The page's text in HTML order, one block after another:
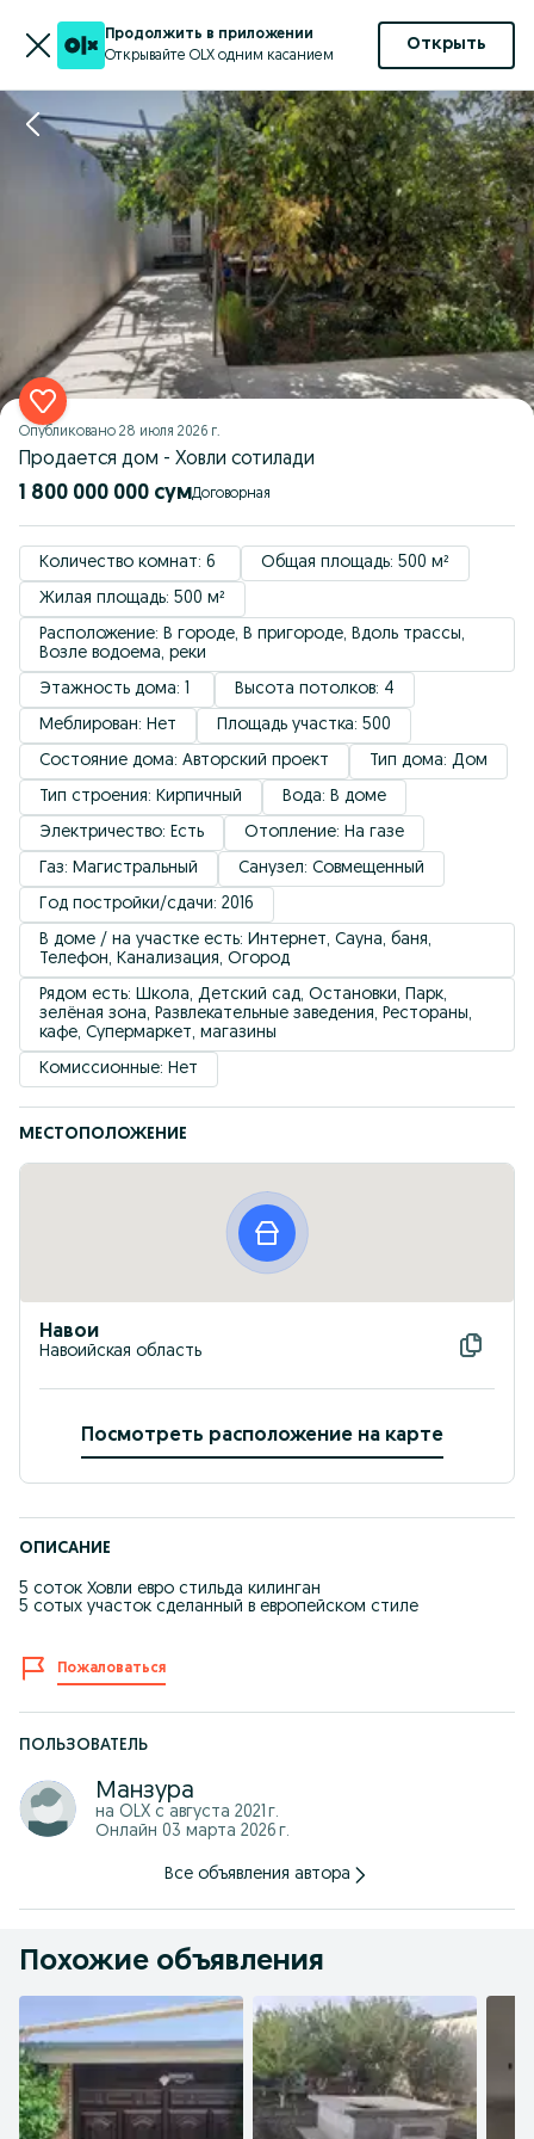
Продолжить в приложении
Открывайте OLX одним касанием
Открыть
Опубликовано 28 июля 2026 г.
Продается дом - Ховли сотилади
1 800 000 000 сум Договорная
Количество комнат: 6
Общая площадь: 500 м²
Жилая площадь: 500 м²
Расположение: В городе, В пригороде, Вдоль трассы,
Возле водоема, реки
Этажность дома: 1
Высота потолков: 4
Меблирован: Нет
Площадь участка: 500
Состояние дома: Авторский проект
Тип дома: Дом
Тип строения: Кирпичный
Вода: В доме
Электричество: Есть
Отопление: На газе
Газ: Магистральный
Санузел: Совмещенный
Год постройки/сдачи: 2016
В доме / на участке есть: Интернет, Сауна, баня,
Телефон, Канализация, Огород
Рядом есть: Школа, Детский сад, Остановки, Парк,
зелёная зона, Развлекательные заведения, Рестораны,
кафе, Супермаркет, магазины
Комиссионные: Нет
МЕСТОПОЛОЖЕНИЕ
Навои
Навоийская область
Посмотреть расположение на карте
ОПИСАНИЕ
5 соток Ховли евро стильда килинган
5 сотых участок сделанный в европейском стиле
Пожаловаться
ПОЛЬЗОВАТЕЛЬ
Манзура
на OLX с августа 2021 г.
Онлайн 03 марта 2026 г.
Все объявления автора
Похожие объявления